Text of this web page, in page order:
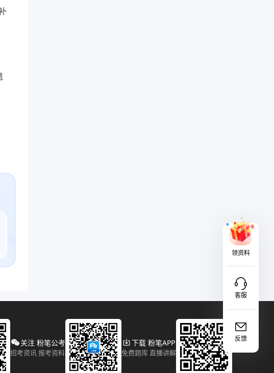
领资料
客服
反馈
关注 粉笔公考
招考资讯 报考资料
下载 粉笔APP
免费题库 直播讲解